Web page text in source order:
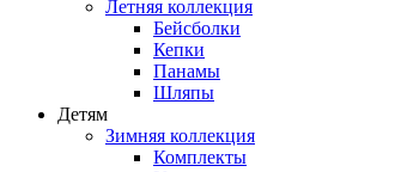
Летняя коллекция
Бейсболки
Кепки
Панамы
Шляпы
Детям
Зимняя коллекция
Комплекты